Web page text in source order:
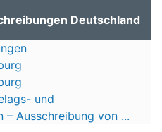
Deutschland
und
– Ausschreibung von ...